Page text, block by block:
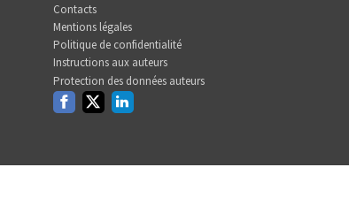
Contacts
Mentions légales
Politique de confidentialité
Instructions aux auteurs
Protection des données auteurs
FacebookTwitterLinkedin